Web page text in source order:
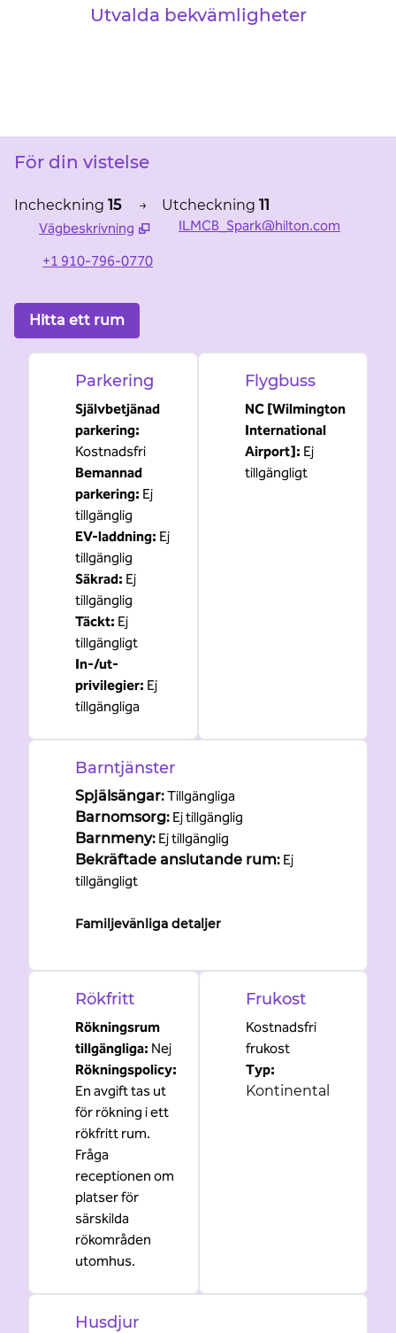
Utvalda bekvämligheter
FITNESSCENTER
För din vistelse
Incheckning 15 → Utcheckning 11
Vägbeskrivning
Öppnar ny flik
ILMCB_Spark@hilton.com
+1 910-796-0770
Hitta ett rum
Parkering
Självbetjänad
parkering:
Kostnadsfri
Bemannad
parkering: Ej
tillgänglig
EV-laddning: Ej
tillgänglig
Säkrad: Ej
tillgänglig
Täckt: Ej
tillgängligt
In-/ut-
privilegier: Ej
tillgängliga
Flygbuss
NC [Wilmington
International
Airport]: Ej
tillgängligt
Barntjänster
Spjälsängar:Tillgängliga
Barnomsorg: Ej tillgänglig
Barnmeny: Ej tillgänglig
Bekräftade anslutande rum: Ej
tillgängligt
Familjevänliga detaljer
Rökfritt
Rökningsrum
tillgängliga: Nej
Rökningspolicy:
En avgift tas ut
för rökning i ett
rökfritt rum.
Fråga
receptionen om
platser för
särskilda
rökområden
utomhus.
Frukost
Kostnadsfri
frukost
Typ:
Kontinental
Husdjur